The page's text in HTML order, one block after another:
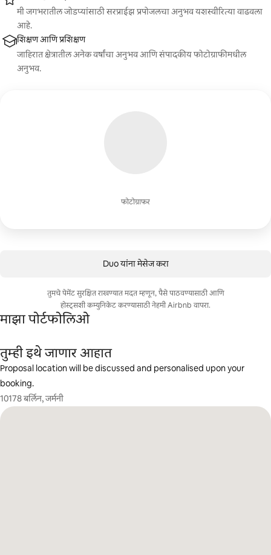
फोटोग्राफर
मी जगभरातील जोडप्यांसाठी सरप्राईझ प्रपोजलचा अनुभव यशस्वीरित्या वाढवला
आहे.
शिक्षण आणि प्रशिक्षण
जाहिरात क्षेत्रातील अनेक वर्षांचा अनुभव आणि संपादकीय फोटोग्राफीमधील
अनुभव.
Duo यांना मेसेज करा
तुमचे पेमेंट सुरक्षित राखण्यात मदत म्हणून, पैसे पाठवण्यासाठी आणि
होस्ट्सशी कम्युनिकेट करण्यासाठी नेहमी Airbnb वापरा.
माझा पोर्टफोलिओ
तुम्ही इथे जाणार आहात
Proposal location will be discussed and personalised upon your
booking.
10178 बर्लिन, जर्मनी